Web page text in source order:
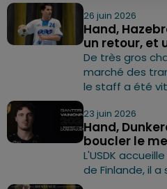
26 juin 2026
Hand,
un retour, et
De très gros
marché des
le staff a été
23 juin 2026
Hand,
boucler le
L'USDK
de Finlande, il a